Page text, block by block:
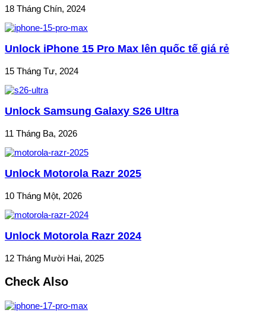
18 Tháng Chín, 2024
Unlock iPhone 15 Pro Max lên quốc tế giá rẻ
15 Tháng Tư, 2024
Unlock Samsung Galaxy S26 Ultra
11 Tháng Ba, 2026
Unlock Motorola Razr 2025
10 Tháng Một, 2026
Unlock Motorola Razr 2024
12 Tháng Mười Hai, 2025
Check Also